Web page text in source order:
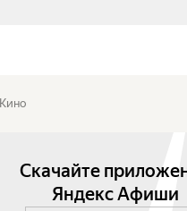
Кино
Скачайте
Яндекс Афиши